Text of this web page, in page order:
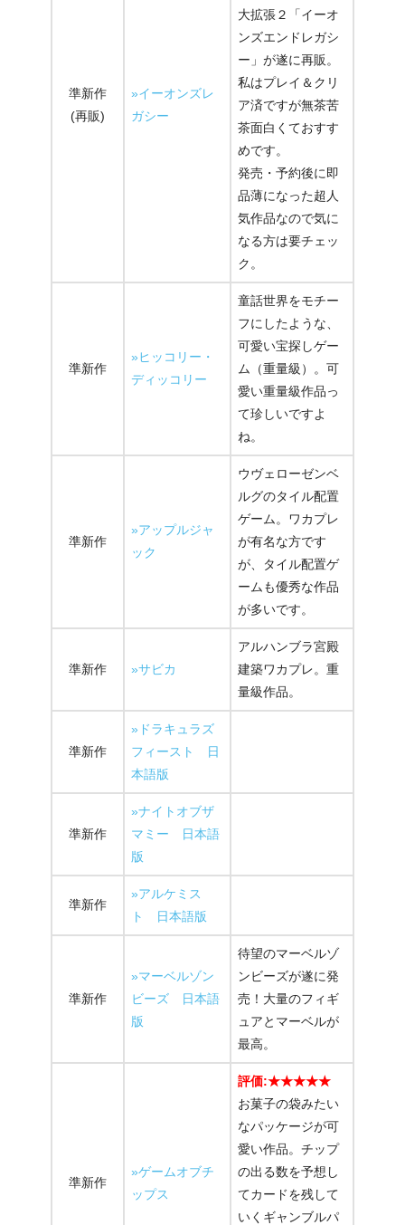
準新作
(再販)
»イーオンズレ
ガシー
大拡張２「イーオ
ンズエンドレガシ
ー」が遂に再販。
私はプレイ＆クリ
ア済ですが無茶苦
茶面白くておすす
めです。
発売・予約後に即
品薄になった超人
気作品なので気に
なる方は要チェッ
ク。
準新作
»ヒッコリー・
ディッコリー
童話世界をモチー
フにしたような、
可愛い宝探しゲー
ム（重量級）。可
愛い重量級作品っ
て珍しいですよ
ね。
準新作
»アップルジャ
ック
ウヴェローゼンベ
ルグのタイル配置
ゲーム。ワカプレ
が有名な方です
が、タイル配置ゲ
ームも優秀な作品
が多いです。
準新作 »サビカ
アルハンブラ宮殿
建築ワカプレ。重
量級作品。
準新作
»ドラキュラズ
フィースト 日
本語版
準新作
»ナイトオブザ
マミー 日本語
版
準新作
»アルケミス
ト 日本語版
準新作
»マーベルゾン
ビーズ 日本語
版
待望のマーベルゾ
ンビーズが遂に発
売！大量のフィギ
ュアとマーベルが
最高。
準新作
»ゲームオブチ
ップス
評価:★★★★★
お菓子の袋みたい
なパッケージが可
愛い作品。チップ
の出る数を予想し
てカードを残して
いくギャンブルパ